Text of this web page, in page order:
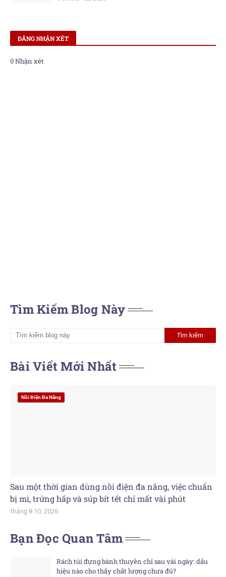
ĐĂNG NHẬN XÉT
0 Nhận xét
Tìm Kiếm Blog Này
Bài Viết Mới Nhất
Nồi Điện Đa Năng
Sau một thời gian dùng nồi điện đa năng, việc chuẩn
bị mì, trứng hấp và súp bít tết chỉ mất vài phút
tháng 8 10, 2026
Bạn Đọc Quan Tâm
Rách túi đựng bánh thuyền chỉ sau vài ngày: dấu
hiệu nào cho thấy chất lượng chưa đủ?